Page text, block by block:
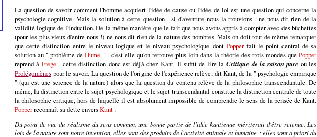
La question de savoir comment l'homme acquiert l'idée de cause ou l'idée de loi est une question qui concerne la
psychologie cognitive. Mais la solution à cette question - si d'aventure nous la trouvions - ne nous dit rien de la
validité logique de l'induction. De la même manière que le fait que nous avons appris à compter avec des bûchettes
(pour les plus vieux d'entre nous !) ne nous dit rien de la nature des nombres. Mais on doit tout de même remarquer
que cette distinction entre le niveau logique et le niveau psychologique dont Popperfait le point central de sa
solution au " problème de Hume " - c'est elle qu'on retrouve plus loin dans la théorie des trois mondes quePopper
reprend à Frege - cette distinction donc est déjà chez Kant. Il suffit de lire la Critique de la raison pure ou les
Prolégomènes pour le savoir. La question de l'origine de l'expérience relève, dit Kant, de la " psychologie empirique
" (qui est une science de la nature) alors que la question du contenu relève de la philosophie transcendantale. De
même, la distinction entre le sujet psychologique et le sujet transcendantal constitue la distinction centrale de toute
la philosophie critique, hors de laquelle il est absolument impossible de comprendre le sens de la pensée de Kant.
Popperreconnaît sa dette enversKant:
Du point de vue du réalisme du sens commun, une bonne partie de l'idée kantienne mériterait d'être retenue. Les
lois de la nature sont notre invention, elles sont des produits de l'activité animale et humaine ; elles sont a priori du